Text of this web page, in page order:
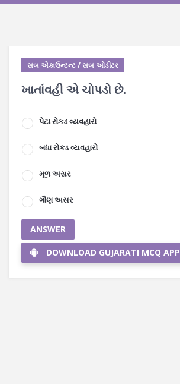
સબ એકાઉન્ટન્ટ / સબ ઓડીટર
ખાતાંવહી એ ચોપડો છે.
પેટા રોકડ વ્યવહારો
બધા રોકડ વ્યવહારો
મૂળ અસર
ગૌણ અસર
ANSWER
DOWNLOAD GUJARATI MCQ APP